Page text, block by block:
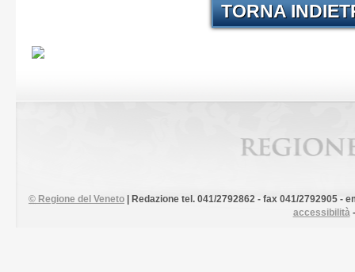
TORNA
© Regione del Veneto
| Redazione tel. 041/2792862 - fax 041/2792905 -
accessibilità